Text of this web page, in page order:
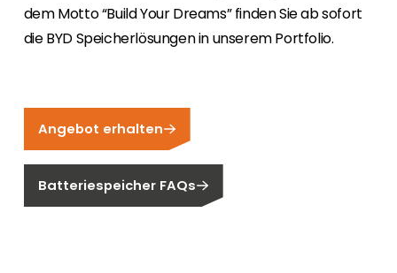
dem Motto “Build Your Dreams” finden Sie ab sofort
die BYD Speicherlösungen in unserem Portfolio.
Angebot erhalten
Batteriespeicher FAQs